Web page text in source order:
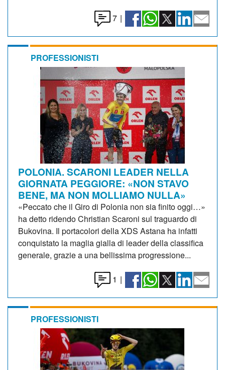
7 |
PROFESSIONISTI
POLONIA. SCARONI LEADER NELLA
GIORNATA PEGGIORE: «NON STAVO
BENE, MA NON MOLLIAMO NULLA»
«Peccato che il Giro di Polonia non sia finito oggi…»
ha detto ridendo Christian Scaroni sul traguardo di
Bukovina. Il portacolori della XDS Astana ha infatti
conquistato la maglia gialla di leader della classifica
generale, grazie a una bellissima progressione...
1 |
PROFESSIONISTI